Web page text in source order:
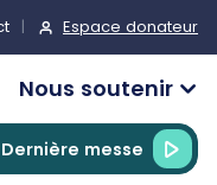
Espace donateur
Nous soutenir
Dernière messe